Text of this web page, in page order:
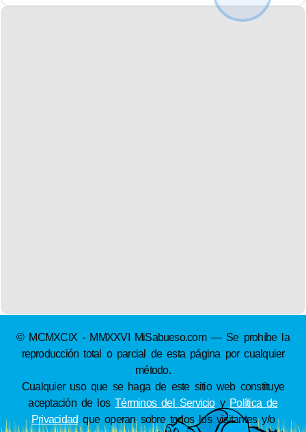
© MCMXCIX - MMXXVI MiSabueso.com — Se prohíbe la
reproducción total o parcial de esta página por cualquier
método.
Cualquier uso que se haga de este sitio web constituye
aceptación de losTérminos del Servicioy Política de
Privacidad que operan sobre todos los visitantes y/o